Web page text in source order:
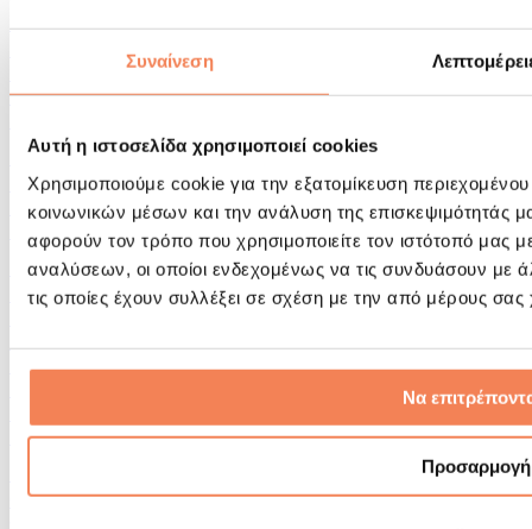
Συναίνεση
Αυτή η ιστοσελίδα χρησιμοποιεί cookies
Χρησιμοποιούμε cookie για την εξατομίκευση
κοινωνικών μέσων και την ανάλυση της επισκεψιμότητάς
αφορούν τον τρόπο που χρησιμοποιείτε τον ιστότοπό μας
αναλύσεων, οι οποίοι ενδεχομένως να τις συνδυάσουν με
τις οποίες έχουν συλλέξει σε σχέση με την από μέρους
Να
Προσαρμογή
Βοηθήματα- αποκατάστασης
Πιστόλια μασάζ
Εργαλεία μασάζ
Κύλινδροι Αφρού & Εξοπλισμός Μασάζ
Τσάντες & σακίδια πλάτης
Τσάντες τροφίμων & αξεσουάρ
Σάκοι Γυμναστικής
Σακίδια πλάτης
Αξεσουάρ με βάση τη δραστηριότητα
Tρέξιμο
Γιόγκα & Πιλάτες
Πεζοπορία
Θεραπεία με Κόκκινο Φως